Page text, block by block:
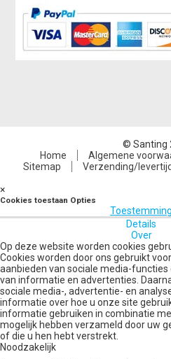
© Santing
Home
Algemene
Sitemap
Verzending/levertijd
×
Cookies toestaan Opties
Toestemming
Details
Over
Op deze website worden cookies
Cookies worden door ons gebruikt
aanbieden van sociale media-functies
van informatie en advertenties.
sociale media-, advertentie- en
informatie over hoe u onze site
informatie gebruiken in combinatie
mogelijk hebben verzameld door uw
of die u hen hebt verstrekt.
Noodzakelijk